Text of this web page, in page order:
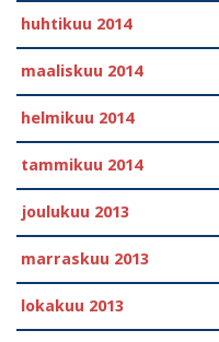
huhtikuu 2014
maaliskuu 2014
helmikuu 2014
tammikuu 2014
joulukuu 2013
marraskuu 2013
lokakuu 2013